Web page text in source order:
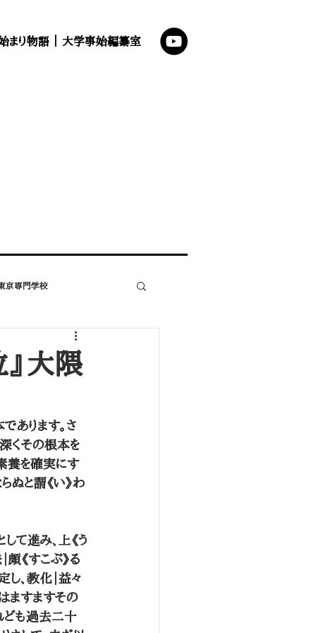
まり物語 大学事始編纂室
京専門学校
大隈
あります。さ
くその根本を
養を確実にす
ぬと謂《い》わ
て進み、上《う
頗《すこぶ》る
、教化｜益々
ますますその
ども過去二十